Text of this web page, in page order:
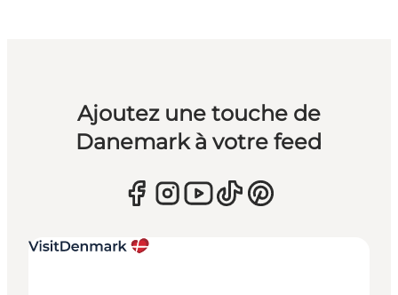
Ajoutez une touche de
Danemark à votre feed